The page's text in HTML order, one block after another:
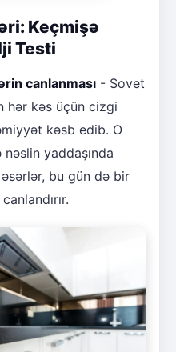
Keçmişə
Testi
canlanması - Sovet
hər kəs üçün cizgi
kəsb edib. O
yaddaşında
bu gün də bir